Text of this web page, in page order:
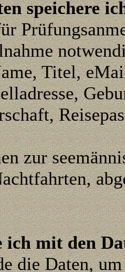
speichere
Titel,
zur
ich mit den
die Daten,